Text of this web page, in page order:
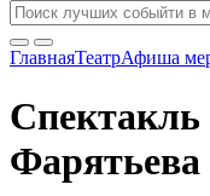
ГлавнаяТеатрАфиша
Фарятьева